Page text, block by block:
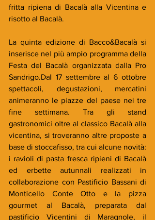
fritta ripiena di Bacalà alla Vicentina e
risotto al Bacalà.
La quinta edizione di Bacco&Bacalà si
inserisce nel più ampio programma della
Festa del Bacalà organizzata dalla Pro
Sandrigo.Dal 17 settembre al 6 ottobre
spettacoli, degustazioni, mercatini
animeranno le piazze del paese nei tre
fine settimana. Tra gli stand
gastronomici oltre al classico Bacalà alla
vicentina, si troveranno altre proposte a
base di stoccafisso, tra cui alcune novità:
i ravioli di pasta fresca ripieni di Bacalà
ed erbette autunnali realizzati in
collaborazione con Pastificio Bassani di
Monticello Conte Otto e la pizza
gourmet al Bacalà, preparata dal
pastificio Vicentini di Maragnole, il